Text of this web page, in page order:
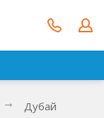
Дубай